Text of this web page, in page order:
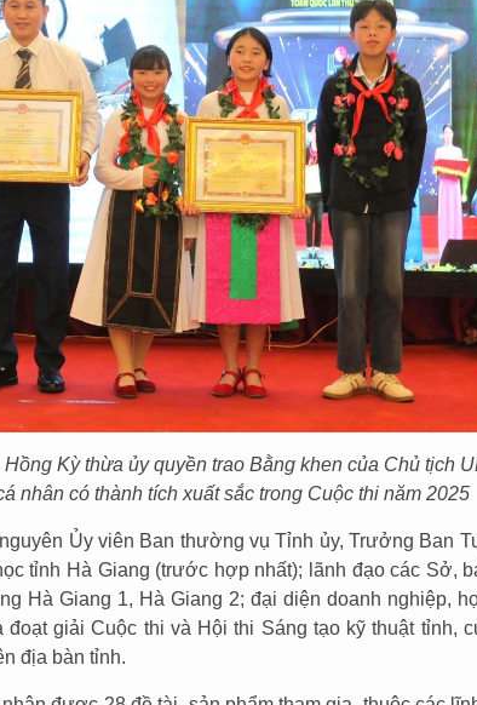
Kỳ thừa ủy quyền trao Bằng khen của Chủ tịch
nhân có thành tích xuất sắc trong Cuộc thi năm 2025
Ủy viên Ban thường vụ Tỉnh ủy, Trưởng Ban
tỉnh Hà Giang (trước hợp nhất); lãnh đạo các Sở,
Hà Giang 1, Hà Giang 2; đại diện doanh nghiệp,
giải Cuộc thi và Hội thi Sáng tạo kỹ thuật tỉnh,
địa bàn tỉnh.